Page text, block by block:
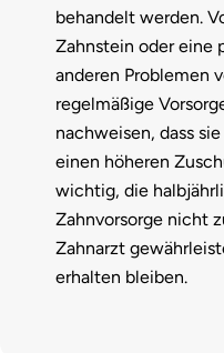
behandelt werden.
Zahnstein oder eine
anderen Problemen
regelmäßige
nachweisen, dass
einen höheren
wichtig, die
Zahnvorsorge nicht
Zahnarzt
erhalten bleiben.